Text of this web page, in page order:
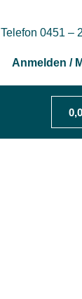
Telefon 0451 –
Anmelden /